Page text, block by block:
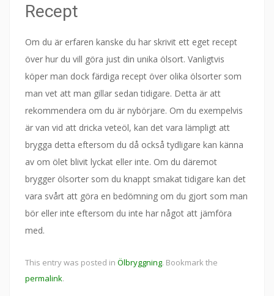
Recept
Om du är erfaren kanske du har skrivit ett eget recept
över hur du vill göra just din unika ölsort. Vanligtvis
köper man dock färdiga recept över olika ölsorter som
man vet att man gillar sedan tidigare. Detta är att
rekommendera om du är nybörjare. Om du exempelvis
är van vid att dricka veteöl, kan det vara lämpligt att
brygga detta eftersom du då också tydligare kan känna
av om ölet blivit lyckat eller inte. Om du däremot
brygger ölsorter som du knappt smakat tidigare kan det
vara svårt att göra en bedömning om du gjort som man
bör eller inte eftersom du inte har något att jämföra
med.
This entry was posted in Ölbryggning. Bookmark the
permalink.